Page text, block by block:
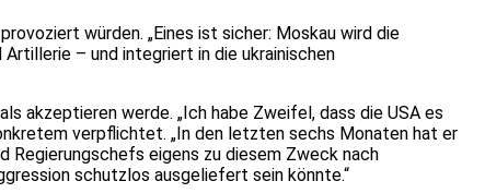
würden. „Eines ist sicher: Moskau wird die
– und integriert in die ukrainischen
akzeptieren werde. „Ich habe Zweifel, dass die USA es
verpflichtet. „In den letzten sechs Monaten hat er
Regierungschefs eigens zu diesem Zweck nach
schutzlos ausgeliefert sein könnte.“